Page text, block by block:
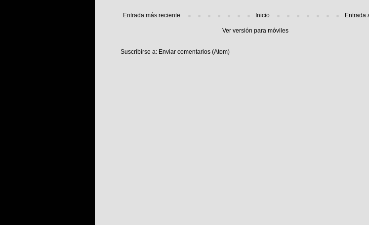
Entrada más reciente Entrada
Inicio
Ver versión para móviles
Suscribirse a: Enviar comentarios (Atom)